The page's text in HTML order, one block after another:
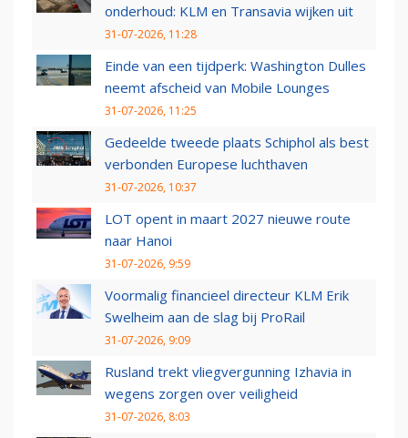
onderhoud: KLM en Transavia wijken uit
31-07-2026, 11:28
Einde van een tijdperk: Washington Dulles
neemt afscheid van Mobile Lounges
31-07-2026, 11:25
Gedeelde tweede plaats Schiphol als best
verbonden Europese luchthaven
31-07-2026, 10:37
LOT opent in maart 2027 nieuwe route
naar Hanoi
31-07-2026, 9:59
Voormalig financieel directeur KLM Erik
Swelheim aan de slag bij ProRail
31-07-2026, 9:09
Rusland trekt vliegvergunning Izhavia in
wegens zorgen over veiligheid
31-07-2026, 8:03